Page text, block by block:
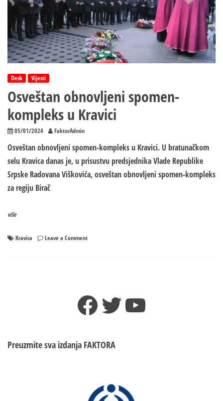
Desk Vijesti
Osveštan obnovljeni spomen-
kompleks u Kravici
05/01/2024 FaktorAdmin
Osveštan obnovljeni spomen-kompleks u Kravici. U bratunačkom
selu Kravica danas je, u prisustvu predsjednika Vlade Republike
Srpske Radovana Viškovića, osveštan obnovljeni spomen-kompleks
za regiju Birač
više
Kravica Leave a Commenton
Kravici
Facebook
TwitterYouTube
Preuzmite sva izdanja FAKTORA